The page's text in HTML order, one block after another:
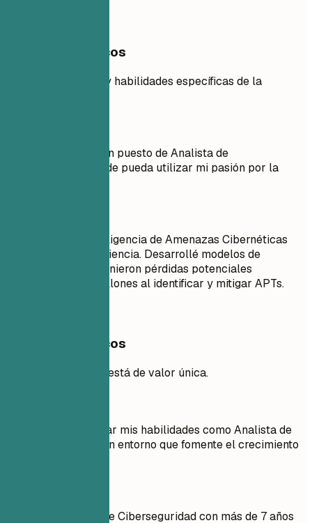
Ejemplos prácticos
Destácando logros y habilidades específicas de la
Objetivo: Obtener un puesto de Analista de
Ciberseguridad donde pueda utilizar mi pasión por la
Especialista en Inteligencia de Amenazas Cibernéticas
con 6 años de experiencia. Desarrollé modelos de
amenazas que previnieron pérdidas potenciales
superiores a $10 millones al identificar y mitigar APTs.
Ejemplos prácticos
Enfoque en la propuestá de valor única.
Objetivo: Aprovechar mis habilidades como Analista de
Ciberseguridad en un entorno que fomente el crecimiento
Dedicado Analista de Ciberseguridad con más de 7 años